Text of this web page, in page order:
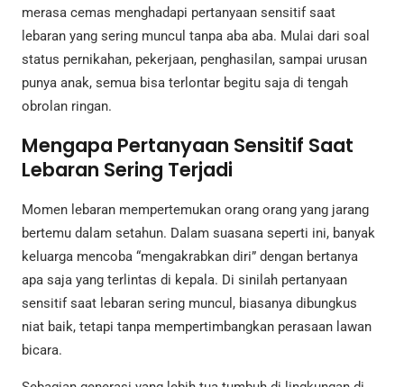
merasa cemas menghadapi pertanyaan sensitif saat
lebaran yang sering muncul tanpa aba aba. Mulai dari soal
status pernikahan, pekerjaan, penghasilan, sampai urusan
punya anak, semua bisa terlontar begitu saja di tengah
obrolan ringan.
Mengapa Pertanyaan Sensitif Saat
Lebaran Sering Terjadi
Momen lebaran mempertemukan orang orang yang jarang
bertemu dalam setahun. Dalam suasana seperti ini, banyak
keluarga mencoba “mengakrabkan diri” dengan bertanya
apa saja yang terlintas di kepala. Di sinilah pertanyaan
sensitif saat lebaran sering muncul, biasanya dibungkus
niat baik, tetapi tanpa mempertimbangkan perasaan lawan
bicara.